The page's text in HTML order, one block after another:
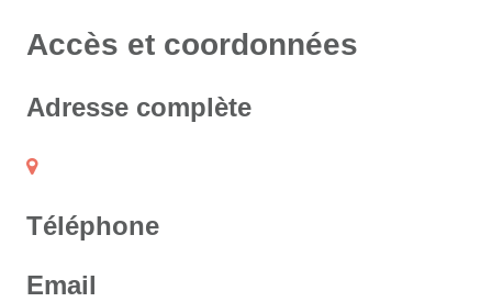
Accès et coordonnées
Adresse complète
Téléphone
Email